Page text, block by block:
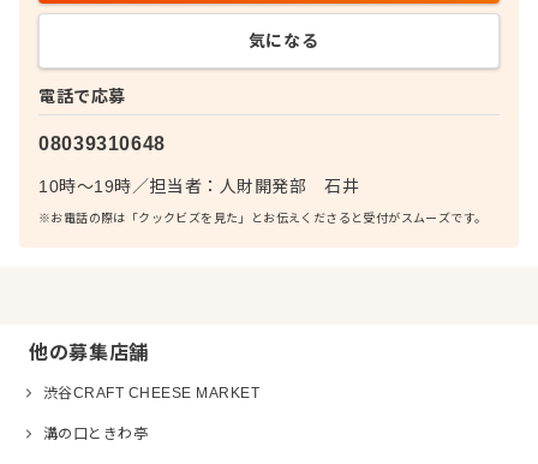
電話で応募
08039310648
10時～19時／担当者： 人財開発部 石井
※お電話の際は「クックビズを見た」とお伝えくださると受付がスムーズです。
気になる
他の募集店舗
渋谷CRAFT CHEESE MARKET
溝の口ときわ亭